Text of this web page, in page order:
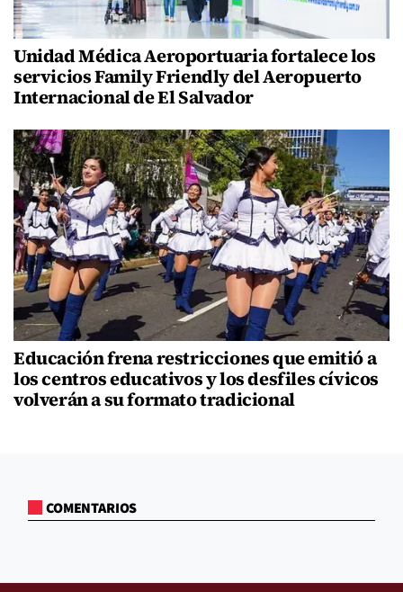
Unidad Médica Aeroportuaria fortalece los
servicios Family Friendly del Aeropuerto
Internacional de El Salvador
Educación frena restricciones que emitió a
los centros educativos y los desfiles cívicos
volverán a su formato tradicional
COMENTARIOS